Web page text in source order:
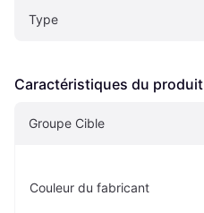
Type
Caractéristiques du produit
Groupe Cible
Couleur du fabricant